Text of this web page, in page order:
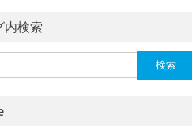
内検索